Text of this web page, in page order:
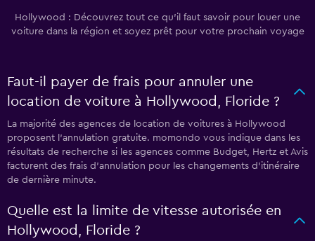
Hollywood : Découvrez tout ce qu’il faut savoir pour louer une
voiture dans la région et soyez prêt pour votre prochain voyage
Faut-il payer de frais pour annuler une
location de voiture à Hollywood, Floride ?
La majorité des agences de location de voitures à Hollywood
proposent l’annulation gratuite. momondo vous indique dans les
résultats de recherche si les agences comme Budget, Hertz et Avis
facturent des frais d’annulation pour les changements d’itinéraire
de dernière minute.
Quelle est la limite de vitesse autorisée en
Hollywood, Floride ?